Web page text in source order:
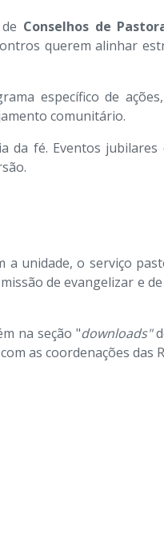
Conselhos de
querem alinhar
específico de
comunitário.
da fé. Eventos
unidade, o serviço
de evangelizar e
na seção "downloads"
as coordenações das